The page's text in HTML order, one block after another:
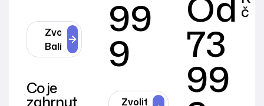
Zvolit
Balíček
Co je
99
9
Zvolit
73
99
č